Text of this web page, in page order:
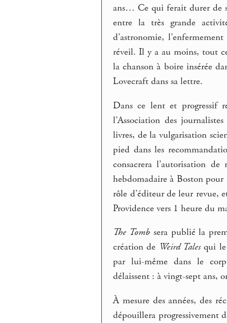
ans… Ce qui ferait durer de
entre la très grande
d’astronomie,
réveil. Il y a au moins, tout
la chanson à boire insérée
Lovecraft dans sa lettre.
Dans ce lent et progressif
l’Association des
livres, de la vulgarisation
pied dans les
consacrera l’autorisation
hebdomadaire à Boston pour
rôle d’éditeur de leur revue,
Providence vers 1 heure du
The Tombsera publié la
création de Weird Talesqui le
par lui-même dans le
délaissent : à vingt-sept ans,
À mesure des années, des
dépouillera progressivement